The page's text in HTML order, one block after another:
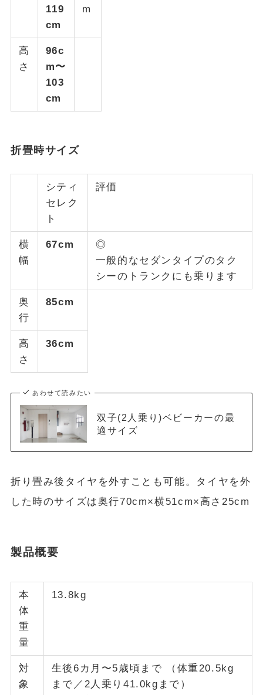
119
cm
m
高
さ
96c
m〜
103
cm
折畳時サイズ
シティ
セレク
ト
評価
横
幅
67cm
◎
一般的なセダンタイプのタク
シーのトランクにも乗ります
奥
行
85cm
高
さ
36cm
あわせて読みたい
双子(2人乗り)ベビーカーの最
適サイズ
折り畳み後タイヤを外すことも可能。タイヤを外
した時のサイズは奥行70cm×横51cm×高さ25cm
製品概要
本
体
重
量
13.8kg
対
象
生後6カ月〜5歳頃まで （体重20.5kg
まで／2人乗り41.0kgまで）